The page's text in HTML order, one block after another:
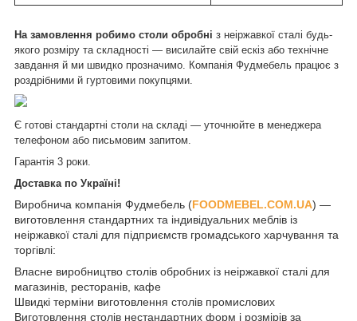
На замовлення робимо столи обробні з неіржавкої сталі будь-
якого розміру та складності — висилайте свій ескіз або технічне
завдання й ми швидко прозначимо. Компанія Фудмебель працює з
роздрібними й гуртовими покупцями.
Є готові стандартні столи на складі — уточнюйте в менеджера
телефоном або письмовим запитом.
Гарантія 3 роки.
Доставка по Україні!
Виробнича компанія Фудмебель (FOODMEBEL.СOM.UA) —
виготовлення стандартних та індивідуальних меблів із
неіржавкої сталі для підприємств громадського харчування та
торгівлі:
Власне виробництво столів обробних із неіржавкої сталі для
магазинів, ресторанів, кафе
Швидкі терміни виготовлення столів промислових
Виготовлення столів нестандартних форм і розмірів за